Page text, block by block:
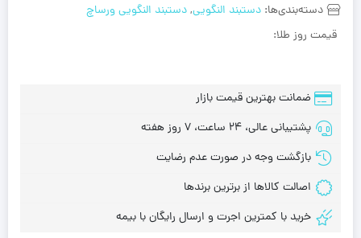
دسته‌بندی‌ها: دستبند النگویی,دستبند النگویی ورساچ
قیمت روز طلا:
ضمانت بهترین قیمت بازار
پشتیبانی عالی، 24 ساعت، 7 روز هفته
بازگشت وجه در صورت عدم رضایت
اصالت کالاها از برترین برندها
خرید با کمترین اجرت و ارسال رایگان با بیمه